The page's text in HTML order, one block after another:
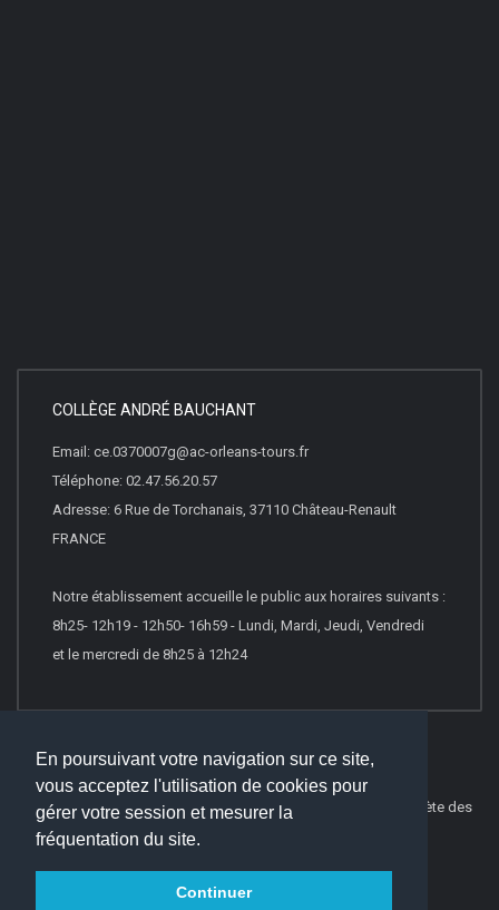
En poursuivant votre navigation sur ce site,
vous acceptez l'utilisation de cookies pour
gérer votre session et mesurer la
fréquentation du site.
Continuer
COLLÈGE ANDRÉ BAUCHANT
Email: ce.0370007g@ac-orleans-tours.fr
Téléphone: 02.47.56.20.57
Adresse: 6 Rue de Torchanais, 37110 Château-Renault
FRANCE
Notre établissement accueille le public aux horaires suivants :
8h25- 12h19 - 12h50- 16h59 - Lundi, Mardi, Jeudi, Vendredi
et le mercredi de 8h25 à 12h24
© 2026 Websco Innovations -Mentions Légales
Liste Complète des